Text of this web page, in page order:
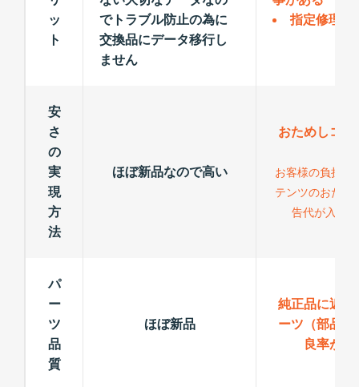
ッ
ト
でトラブル防止の為に
交換品にデータ移行し
ません
指定修理以
安
さ
の
実
現
方
法
ほぼ新品なので高い
おためしコン
お客様の負担が
テンツのおため
告代が入る
パ
ー
ツ
品
質
ほぼ新品
純正品に近い
ーツ（部品）
良率が低